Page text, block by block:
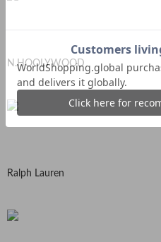
N.HOOLYWOOD
Ralph Lauren